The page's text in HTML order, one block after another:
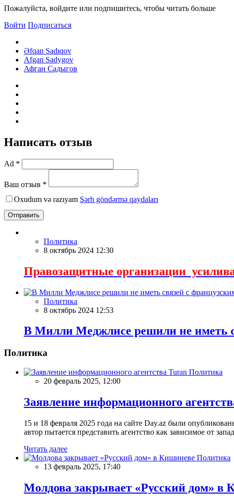
Пожалуйста, войдите или подпишитесь, чтобы читать больше
Войти Подписаться
Əfqan Sadıqov
Afgan Sadygov
Афган Садыгов
Написать отзыв
Ad *
Ваш отзыв *
Oxudum və razıyam Şərh göndərmə qaydaları
Отправить
Политика
8 октябрь 2024 12:30
Правозащитные организации
Политика
8 октябрь 2024 12:53
В Милли Меджлисе решили не иметь
Политика
Политика
20 февраль 2025, 12:00
Заявление информационного
15 и 18 февраля 2025 года на сайте Day.az были
автор пытается представить агентство как зависимое от
Читать далее
Политика
13 февраль 2025, 17:40
Молдова закрывает «Русский дом» в